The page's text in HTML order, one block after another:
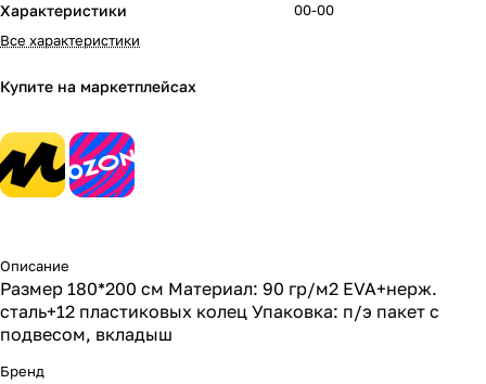
Характеристики
Все характеристики
Купите на маркетплейсах
00-00
Описание
Размер 180*200 см Материал: 90 гр/м2 EVA+нерж.
сталь+12 пластиковых колец Упаковка: п/э пакет с
подвесом, вкладыш
Бренд